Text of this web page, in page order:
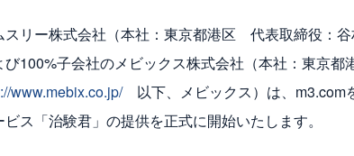
スリー株式会社（本社：東京都港区 代表取締役：
び100%子会社のメビックス株式会社（本社：東京
www.mebix.co.jp/以下、メビックス）は、m3.com
ビス「治験君」の提供を正式に開始いたします。